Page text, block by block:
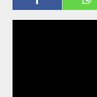
SHOW
AUSEINANDER